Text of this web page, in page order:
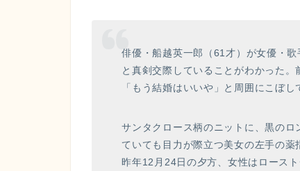
俳優・船越英一郎（61才）が女優・
と真剣交際していることがわかった
「もう結婚はいいや」と周囲にこぼ
サンタクロース柄のニットに、黒の
ていても目力が際立つ美女の左手の薬
昨年12月24日の夕方、女性はロース